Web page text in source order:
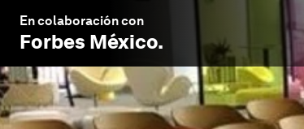
En colaboración con
Forbes México.